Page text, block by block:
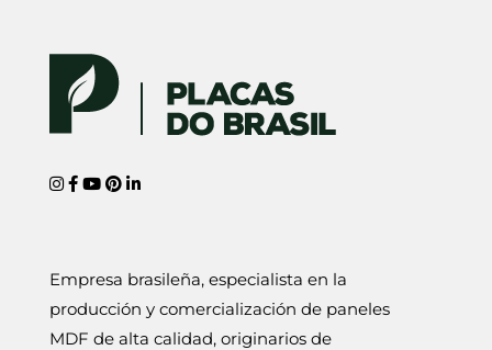
Empresa brasileña, especialista en la
producción y comercialización de paneles
MDF de alta calidad, originarios de